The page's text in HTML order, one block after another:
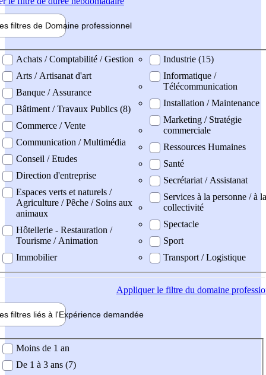
filtres de Domaine professionnel
professionel
Achats / Comptabilité / Gestion
Arts / Artisanat d'art
Banque / Assurance
Bâtiment / Travaux Publics (8)
Commerce / Vente
Communication / Multimédia
Conseil / Etudes
Direction d'entreprise
Espaces verts et naturels /
Agriculture / Pêche / Soins aux
animaux
Hôtellerie - Restauration /
Tourisme / Animation
Immobilier
Industrie (15)
Informatique /
Télécommunication
Installation / Maintenance
Marketing / Stratégie
commerciale
Ressources Humaines
Santé
Secrétariat / Assistanat
Services à la personne / à la
collectivité
Spectacle
Sport
Transport / Logistique
Appliquerle filtre du domaine
filtres liés à l'Expérience demandée
demandée
Moins de 1 an
De 1 à 3 ans (7)